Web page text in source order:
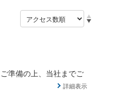
準備の上、当社までご
詳細表示